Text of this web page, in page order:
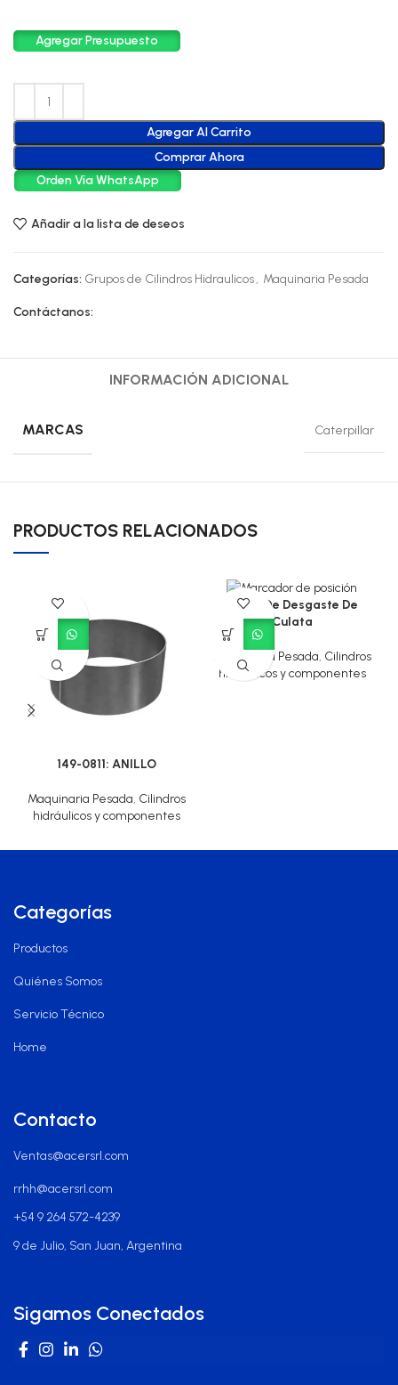
Agregar Presupuesto
Agregar Al Carrito
Comprar Ahora
Orden Vía WhatsApp
Añadir a la lista de deseos
Categorías: Grupos de Cilindros Hidraulicos, Maquinaria Pesada
Contáctanos:
INFORMACIÓN ADICIONAL
MARCAS Caterpillar
PRODUCTOS RELACIONADOS
149-0811: ANILLO
Maquinaria Pesada, Cilindros
hidráulicos y componentes
Anillo De Desgaste De
Culata
Maquinaria Pesada, Cilindros
hidráulicos y componentes
Categorías
Productos
Quiénes Somos
Servicio Técnico
Home
Contacto
Ventas@acersrl.com
rrhh@acersrl.com
+54 9 264 572-4239
9 de Julio, San Juan, Argentina
Sigamos Conectados